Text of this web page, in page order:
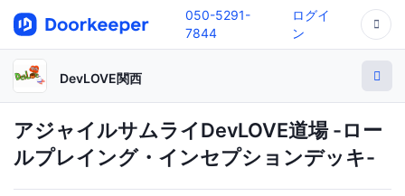
050-5291-
7844
ログイ
ン
DevLOVE関西
アジャイルサムライDevLOVE道場 -ロー
ルプレイング・インセプションデッキ-